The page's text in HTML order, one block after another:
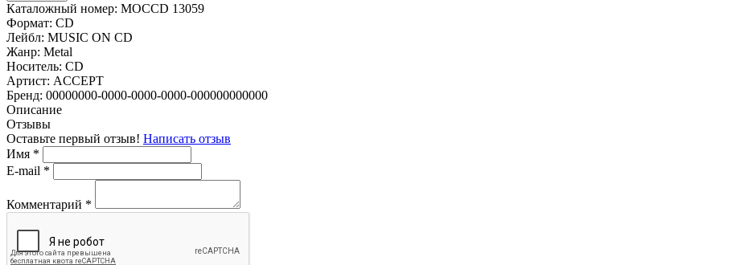
Каталожный номер: MOCCD 13059
Формат: CD
Лейбл: MUSIC ON CD
Жанр: Metal
Носитель: CD
Артист: ACCEPT
Бренд: 00000000-0000-0000-0000-000000000000
Описание
Отзывы
Оставьте первый отзыв! Написать отзыв
Имя *
E-mail *
Комментарий *